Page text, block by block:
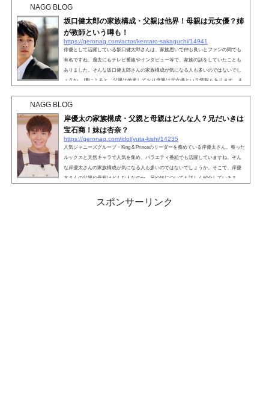
新・窪田正孝の歴代彼女は合計8人！独特の雰囲気と可愛らしい笑顔で人気の窪田正
NAGG BLOG
坂口健太郎の家族構成・父親は他界！母親は元女優？姉
が教師という噂も！
https://geronag.com/actor/kentaro-sakaguchi/14941
俳優として活躍している坂口健太郎さんは、家族思いで仲も良いとファンの間でも
有名ですね。過去にもテレビ番組やインタビュー等で、家族の話をしていたことも
ありました。そんな坂口健太郎さんの家族構成が気になる人も多いのではないでし
ょうか。 噂によると、父親は他界しており母親は元女優という情報もあります。ま
ちなのか詳しく見ていきましょう。こちらも読まれています。 坂口健太郎の家族構
NAGG BLOG
岸優太の家族構成・父親と母親はどんな人？兄だいきは
宝石商！妹は杏奈？
https://geronag.com/idol/yuta-kishi/14235
人気ジャニーズグループ・King & Princeのリーダーを務めている岸優太さん。整った
ルックスと天然キャラで人気を集め、バラエティ番組でも活躍していますね。そん
な岸優太さんの家族構成が気になる人も多いのではないでしょうか。そこで、岸優
太さんの父親や母親はどんな人なのか、兄や妹についても詳しく紹介していきま
さんの家族構成は、父親・兄・優太さん・妹の4人家族です。以前出演した『ザ少年
倶楽部』で家族構成について触れていました...
スポンサーリンク